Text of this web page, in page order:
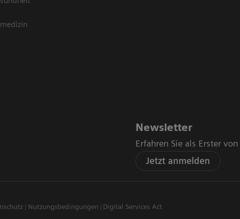
Newsletter
Erfahren Sie als Erster
Jetzt anmelden
Nutzungsbedingungen Digital Services Act